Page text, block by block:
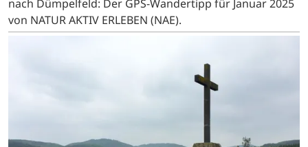
nach Dümpelfeld: Der GPS-Wandertipp für Januar 2025
von NATUR AKTIV ERLEBEN (NAE).